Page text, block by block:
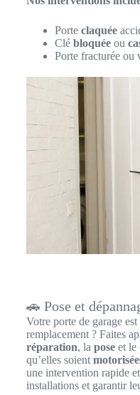
Porte claquée
Clé bloquéeou
Porte fracturée ou
🚗 Pose et
Votre porte de garage
remplacement ? Faites
réparation, la poseet le
qu’elles soient
une intervention rapide
installations et garantir